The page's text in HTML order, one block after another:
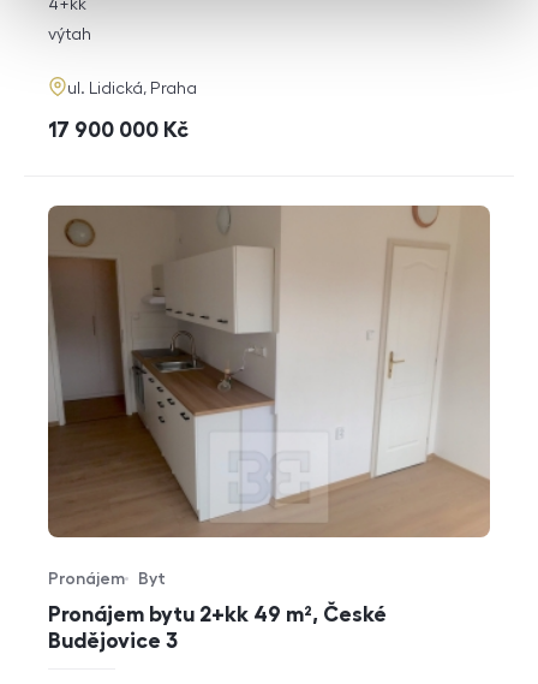
rozměry
4+kk
funkce
výtah
adresa
ul. Lidická, Praha
cena
17 900 000 Kč
Pronájem bytu 2+kk 49 m², České
Budějovice 3
Typ nabídky
Pronájem
Typ nemovitosti
Byt